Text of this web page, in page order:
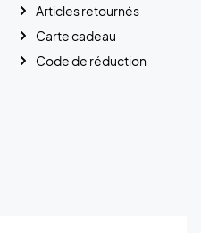
Articles retournés
Carte cadeau
Code de réduction